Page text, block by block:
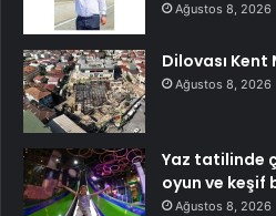
Ağustos 8, 2026
Dilovası Kent
Ağustos 8, 2026
Yaz tatilinde
oyun ve keşif
Ağustos 8, 2026